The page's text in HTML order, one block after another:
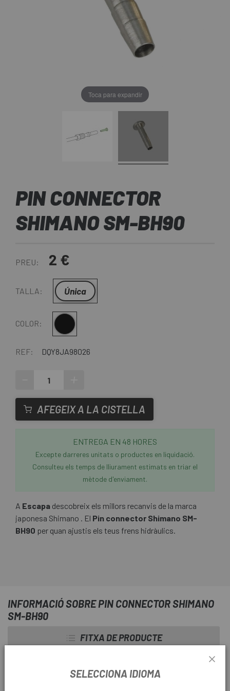
Toca para expandir
PIN CONNECTOR
SHIMANO SM-BH90
PREU: 2 €
TALLA: Única
COLOR: Multi
REF: DQY8JA98026
AFEGEIX A LA CISTELLA
ENTREGA EN 48 HORES
Excepte darreres unitats o productes en liquidació.
Consulteu els temps de lliurament estimats en triar el
mètode d'enviament.
A Escapa descobreix els millors recanvis de la marca
japonesa Shimano . El Pin connector Shimano SM-
BH90 per quan ajustis els teus frens hidràulics.
INFORMACIÓ SOBRE PIN CONNECTOR SHIMANO
SM-BH90
FITXA DE PRODUCTE
SELECCIONA IDIOMA